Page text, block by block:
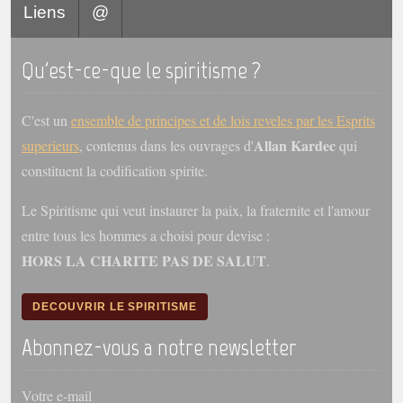
Galerie
Vidéoscope
Filmothèque
Les Illustrés
Vidéos courtes de Divaldo
Liens @
Qu'est-ce-que le spiritisme ?
C'est un ensemble de principes et de lois reveles par les Esprits
superieurs, contenus dans les ouvrages d'Allan Kardecqui
constituent la codification spirite.
Le Spiritisme qui veut instaurer la paix, la fraternite et l'amour
entre tous les hommes a choisi pour devise :
HORS LA CHARITE PAS DE SALUT.
DECOUVRIR LE SPIRITISME
Abonnez-vous a notre newsletter
Votre e-mail